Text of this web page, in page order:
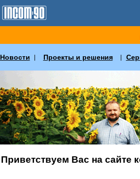
Новости Проекты и решения
Приветствуем Вас на сайте